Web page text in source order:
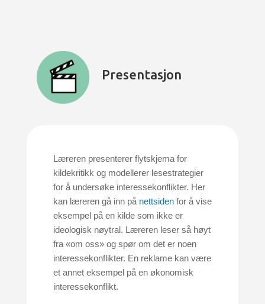
Presentasjon
Læreren presenterer flytskjema for
kildekritikk og modellerer lesestrategier
for å undersøke interessekonflikter. Her
kan læreren gå inn på nettsidenfor å vise
eksempel på en kilde som ikke er
ideologisk nøytral. Læreren leser så høyt
fra «om oss» og spør om det er noen
interessekonflikter. En reklame kan være
et annet eksempel på en økonomisk
interessekonflikt.